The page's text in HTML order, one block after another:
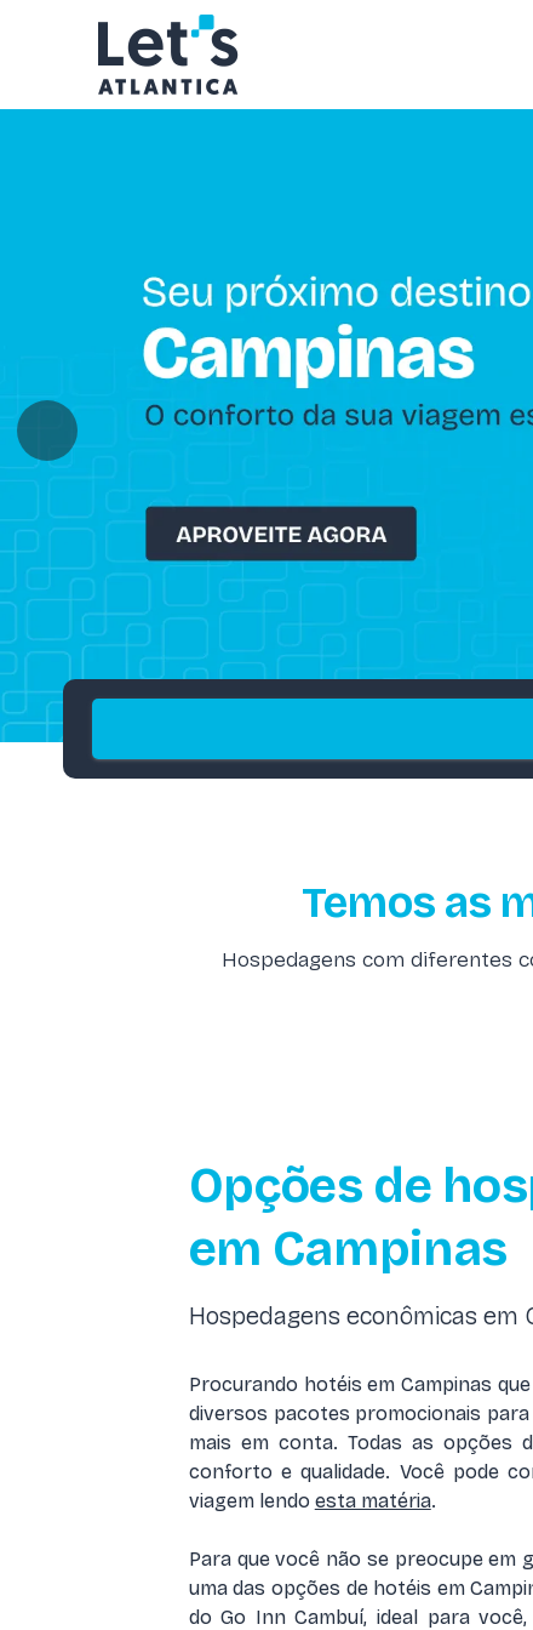
Temos as
Hospedagens com diferentes
Opções de
em Campinas
Hospedagens econômicas em
Procurando hotéis em Campinas
diversos pacotes promocionais
mais em conta. Todas as opções
conforto e qualidade. Você pode
viagem lendo esta matéria.
Para que você não se preocupe em
uma das opções de hotéis em
do Go Inn Cambuí, ideal para